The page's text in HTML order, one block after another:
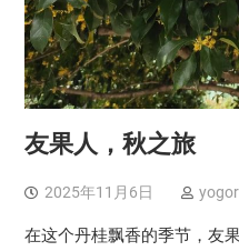
友果人，秋之旅
2025年11月6日 yogor
在这个丹桂飘香的季节，友